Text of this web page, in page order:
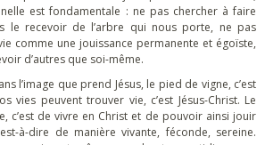
est fondamentale : ne pas chercher à faire
le recevoir de l’arbre qui nous porte, ne pas
comme une jouissance permanente et égoïste,
d’autres que soi-même.
l’image que prend Jésus, le pied de vigne, c’est
vies peuvent trouver vie, c’est Jésus-Christ. Le
c’est de vivre en Christ et de pouvoir ainsi jouir
à-dire de manière vivante, féconde, sereine.